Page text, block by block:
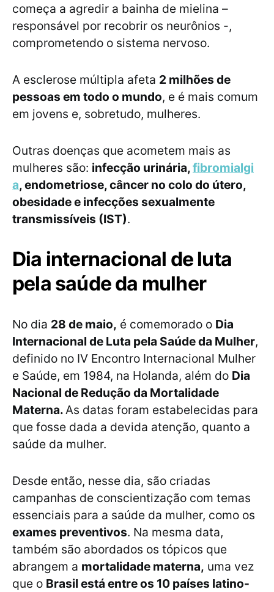
começa a agredir a bainha de mielina –
responsável por recobrir os neurônios -,
comprometendo o sistema nervoso.
A esclerose múltipla afeta 2 milhões de
pessoas em todo o mundo, e é mais comum
em jovens e, sobretudo, mulheres.
Outras doenças que acometem mais as
mulheres são: infecção urinária,fibromialgi
a, endometriose, câncer no colo do útero,
obesidade e infecções sexualmente
transmissíveis (IST).
Dia internacional de luta
pela saúde da mulher
No dia 28 de maio, é comemorado o Dia
Internacional de Luta pela Saúde da Mulher,
definido no IV Encontro Internacional Mulher
e Saúde, em 1984, na Holanda, além do Dia
Nacional de Redução da Mortalidade
Materna.As datas foram estabelecidas para
que fosse dada a devida atenção, quanto a
saúde da mulher.
Desde então, nesse dia, são criadas
campanhas de conscientização com temas
essenciais para a saúde da mulher, como os
exames preventivos. Na mesma data,
também são abordados os tópicos que
abrangem a mortalidade materna, uma vez
que o Brasil está entre os 10 países latino-